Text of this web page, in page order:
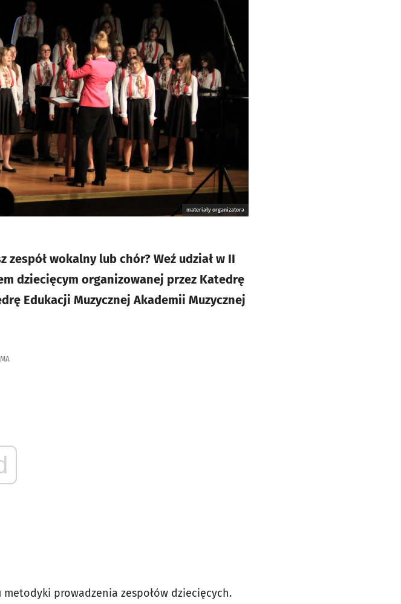
materiały organizatora
zespół wokalny lub chór? Weź udział w II
dziecięcym organizowanej przez Katedrę
Edukacji Muzycznej Akademii Muzycznej
prowadzenia zespołów dziecięcych.